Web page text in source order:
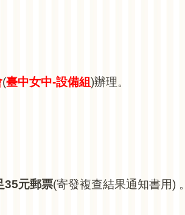
(臺中女中-設備組)辦理。
35元郵票(寄發複查結果通知書用) 。